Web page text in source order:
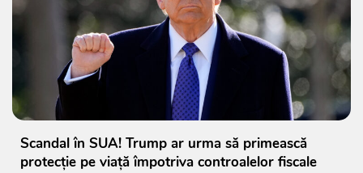
Scandal în SUA! Trump ar urma să primească
protecție pe viață împotriva controalelor fiscale